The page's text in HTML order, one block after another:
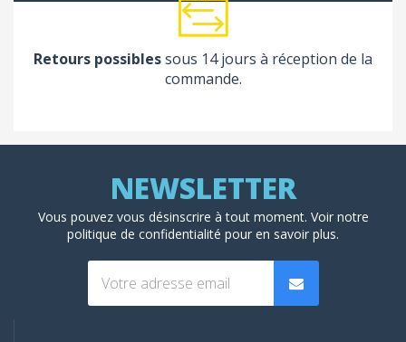
Retours possiblessous 14 jours à réception de la
commande.
Vous pouvez vous désinscrire à tout moment. Voir notre
politique de confidentialité pour en savoir plus.